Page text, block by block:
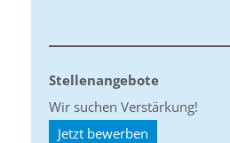
Stellenangebote
Wir suchen Verstärkung!
Jetzt bewerben